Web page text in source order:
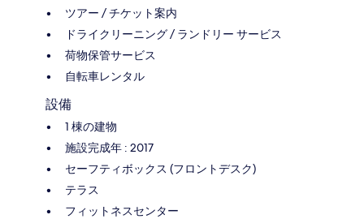
ツアー / チケット案内
ドライクリーニング / ランドリー サービス
荷物保管サービス
自転車レンタル
設備
1 棟の建物
施設完成年 : 2017
セーフティボックス (フロントデスク)
テラス
フィットネスセンター